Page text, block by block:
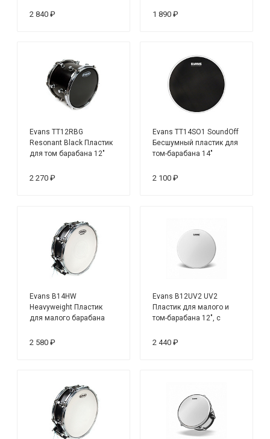
2 840 ₽ 1 890 ₽
Evans TT12RBG
Resonant Black Пластик
для том барабана 12"
2 270 ₽
Evans TT14SO1 SoundOff
Бесшумный пластик для
том-барабана 14"
2 100 ₽
Evans B14HW
Heavyweight Пластик
для малого барабана
2 580 ₽
Evans B12UV2 UV2
Пластик для малого и
том-барабана 12", с
2 440 ₽